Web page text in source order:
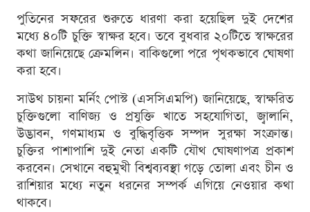
পুতিনের সফরের শুরুতে ধারণা করা হয়েছিল দুই দেশের
মধ্যে ৪০টি চুক্তি স্বাক্ষর হবে। তবে বুধবার ২০টিতে স্বাক্ষরের
কথা জানিয়েছে ক্রেমলিন। বাকিগুলো পরে পৃথকভাবে ঘোষণা
করা হবে।
সাউথ চায়না মর্নিং পোস্ট (এসসিএমপি) জানিয়েছে, স্বাক্ষরিত
চুক্তিগুলো বাণিজ্য ও প্রযুক্তি খাতে সহযোগিতা, জ্বালানি,
উদ্ভাবন, গণমাধ্যম ও বুদ্ধিবৃত্তিক সম্পদ সুরক্ষা সংক্রান্ত।
চুক্তির পাশাপাশি দুই নেতা একটি যৌথ ঘোষণাপত্র প্রকাশ
করবেন। সেখানে বহুমুখী বিশ্বব্যবস্থা গড়ে তোলা এবং চীন ও
রাশিয়ার মধ্যে নতুন ধরনের সম্পর্ক এগিয়ে নেওয়ার কথা
থাকবে।